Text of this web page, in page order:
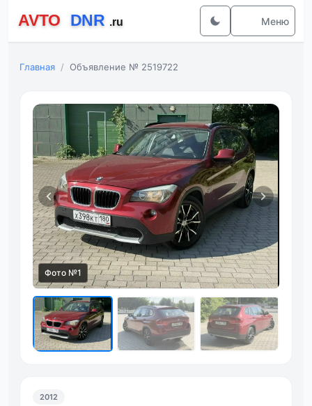
Меню
Главная Объявление № 2519722
Фото №1
2012